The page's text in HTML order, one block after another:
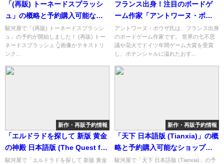
「(再販) トーネードスプラッシ
ュ」の概略と予約購入可能なシ
ョップ紹介！
駿河屋で「(再販) トーネードスプラッシ
ュ」の予約が開始しました！ (再販) トー
ネードスプラッシュ 👆画像かテキストリ
ンク...
フランス出身！注目のボードゲ
ーム作家「アントワーヌ・ボウ
ザ」
アントワーヌ・ボウザ氏は、フランス出身
のボードゲーム作家です。 世界の七不思
議や花火でドイツ年間ゲーム大賞を受賞
し、ポテンシャルに溢れたおす...
新作・再販予約情報
「エルドラドを探して 新版 黄金
の神殿 日本語版 (The Quest for
El Dorado： The Golden
駿河屋で「エルドラドを探して 新版 黄金
新作・再販予約情報
「天下 日本語版 (Tianxia)」の概
略と予約購入可能なショップ紹
介！
駿河屋で「天下 日本語版 (Tianxia)」の予